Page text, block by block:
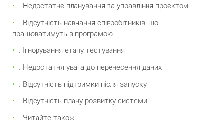
. Недостатнє планування та управління проєктом
. Відсутність навчання співробітників, що
працюватимуть з програмою
. Ігнорування етапу тестування
. Недостатня увага до перенесення даних
. Відсутність підтримки після запуску
. Відсутність плану розвитку системи
. Читайте також: